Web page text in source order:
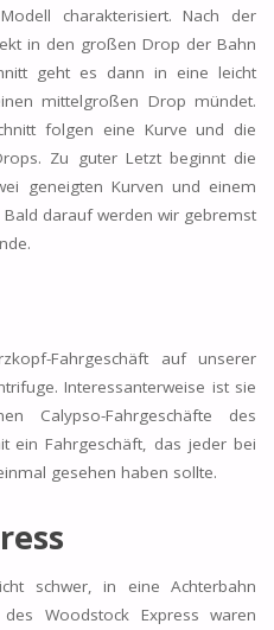
charakterisiert. Nach der
in den großen Drop der Bahn
geht es dann in eine leicht
mittelgroßen Drop mündet.
folgen eine Kurve und die
Zu guter Letzt beginnt die
geneigten Kurven und einem
Bald darauf werden wir gebremst
Fahrgeschäft auf unserer
Interessanterweise ist sie
Calypso-Fahrgeschäfte des
ein Fahrgeschäft, das jeder bei
gesehen haben sollte.
schwer, in eine Achterbahn
Woodstock Express waren